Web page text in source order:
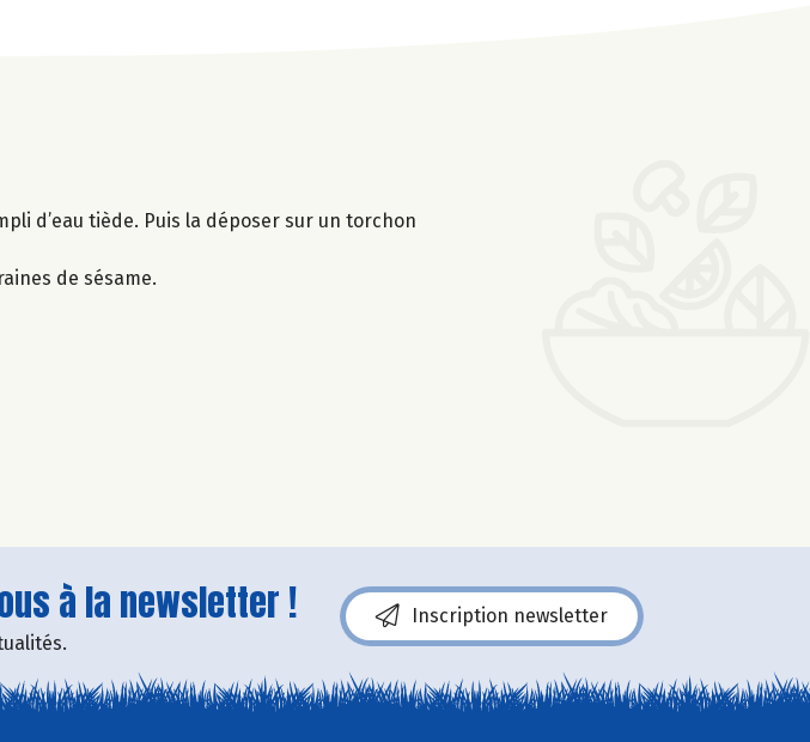
d’eau tiède. Puis la déposer sur un torchon
de sésame.
à la newsletter ! Inscription newsletter